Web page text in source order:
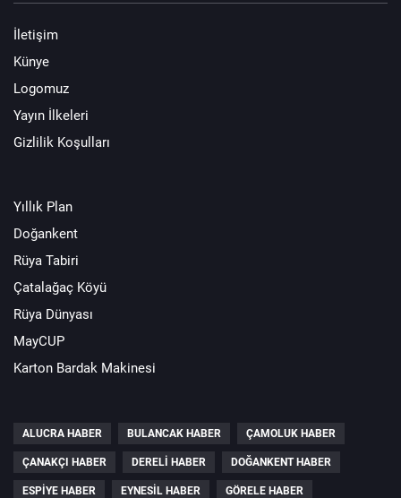
İletişim
Künye
Logomuz
Yayın İlkeleri
Gizlilik Koşulları
Yıllık Plan
Doğankent
Rüya Tabiri
Çatalağaç Köyü
Rüya Dünyası
MayCUP
Karton Bardak Makinesi
ALUCRA HABER BULANCAK HABER ÇAMOLUK HABER
ÇANAKÇI HABER DERELI HABER DOĞANKENT HABER
ESPIYE HABER EYNESIL HABER GÖRELE HABER